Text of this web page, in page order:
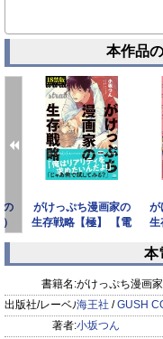
すると恭平は、「俺と
と提案してきた。
恭平は趣味でBL漫画の
がいいらしい。
話に乗ったものの、男
は、濡れ場になると筆が
リアリティを追求した
ってきて―――!?
本作品
の
がけっぷち漫画家の
生存戦略【極】 【電
が
生
本
書籍名:がけっぷち漫画
出版社/レーベル:海王社 /GUSH
著者:小坂つん